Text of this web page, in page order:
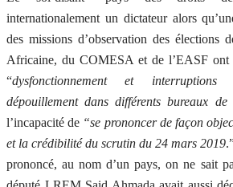
internationalement un dictateur alors
des missions d’observation des élections
Africaine, du COMESA et de l’EASF ont
“dysfonctionnement et
dépouillement dans différents bureaux de
l’incapacité de “se prononcer de façon
et la crédibilité du scrutin du 24 mars 2019
prononcé, au nom d’un pays, on ne sait